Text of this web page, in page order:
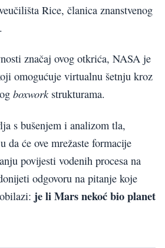
Rice, članica znanstvenog
značaj ovog otkrića, NASA je
omogućuje virtualnu šetnju kroz
boxworkstrukturama.
s bušenjem i analizom tla,
da će ove mrežaste formacije
povijesti vodenih procesa na
odgovoru na pitanje koje
je li Mars nekoć bio planet